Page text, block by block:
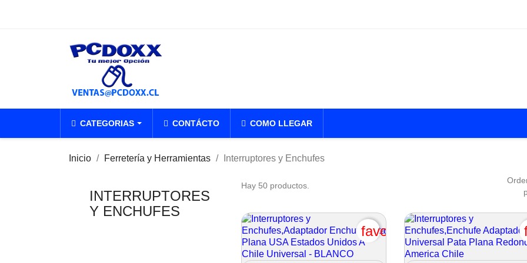
CATEGORIAS CONTÁCTO COMO LLEGAR
Inicio Ferretería y Herramientas Interruptores y Enchufes
INTERRUPTORES
Y ENCHUFES
Hay 50 productos.
favorite_border